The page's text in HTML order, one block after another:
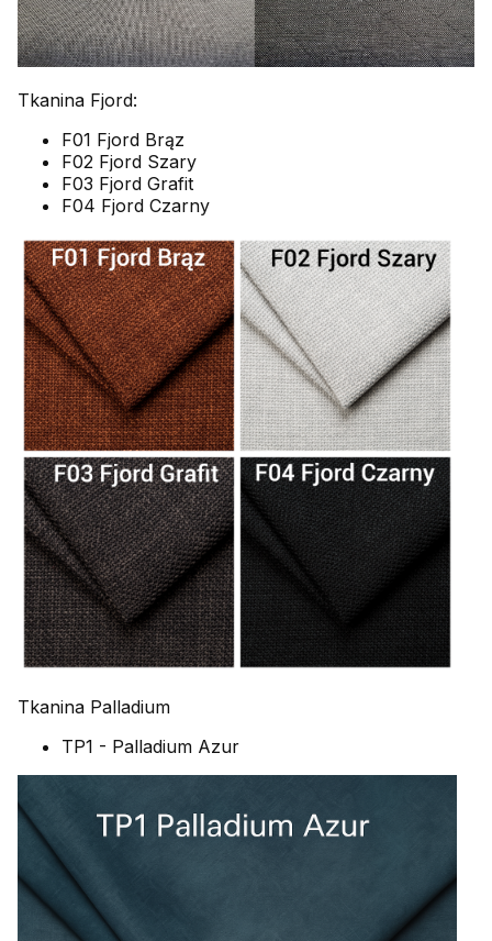
Tkanina Fjord:
F01 Fjord Brąz
F02 Fjord Szary
F03 Fjord Grafit
F04 Fjord Czarny
Tkanina Palladium
TP1 - Palladium Azur